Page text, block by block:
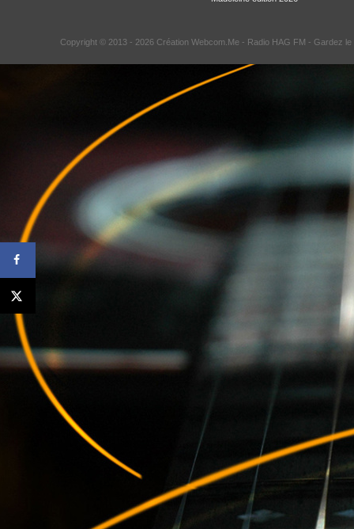
Copyright © 2013 - 2026 Création Webcom.Me - Radio HAG FM - Gardez le